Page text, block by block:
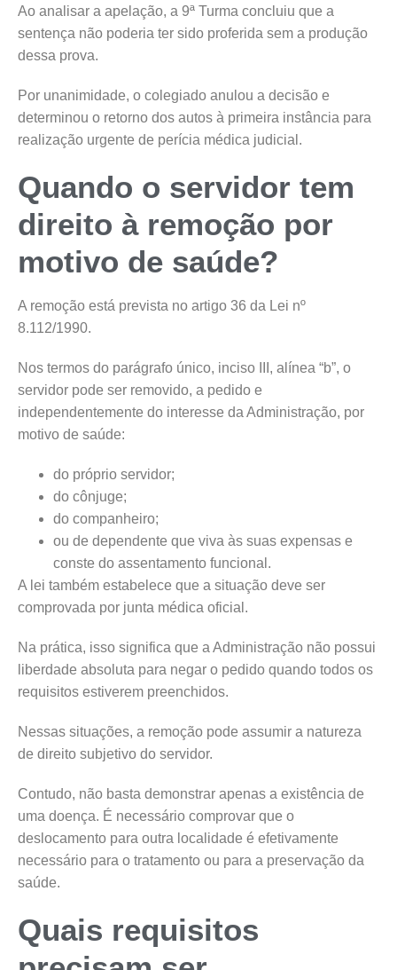
Ao analisar a apelação, a 9ª Turma concluiu que a
sentença não poderia ter sido proferida sem a produção
dessa prova.
Por unanimidade, o colegiado anulou a decisão e
determinou o retorno dos autos à primeira instância para
realização urgente de perícia médica judicial.
Quando o servidor tem
direito à remoção por
motivo de saúde?
A remoção está prevista no artigo 36 da Lei nº
8.112/1990.
Nos termos do parágrafo único, inciso III, alínea “b”, o
servidor pode ser removido, a pedido e
independentemente do interesse da Administração, por
motivo de saúde:
do próprio servidor;
do cônjuge;
do companheiro;
ou de dependente que viva às suas expensas e
conste do assentamento funcional.
A lei também estabelece que a situação deve ser
comprovada por junta médica oficial.
Na prática, isso significa que a Administração não possui
liberdade absoluta para negar o pedido quando todos os
requisitos estiverem preenchidos.
Nessas situações, a remoção pode assumir a natureza
de direito subjetivo do servidor.
Contudo, não basta demonstrar apenas a existência de
uma doença. É necessário comprovar que o
deslocamento para outra localidade é efetivamente
necessário para o tratamento ou para a preservação da
saúde.
Quais requisitos